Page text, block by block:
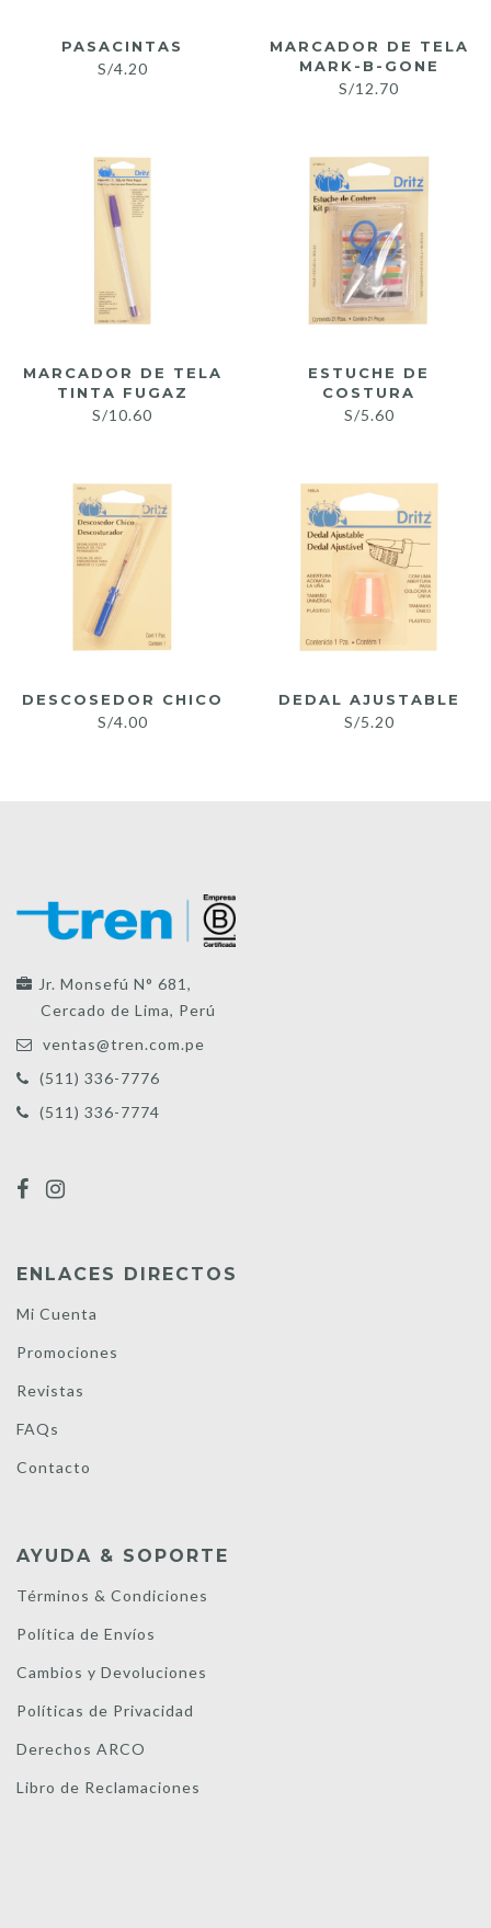
PASACINTAS
S/4.20
MARCADOR DE TELA
MARK-B-GONE
S/12.70
MARCADOR DE TELA
TINTA FUGAZ
S/10.60
ESTUCHE DE
COSTURA
S/5.60
DESCOSEDOR CHICO
S/4.00
DEDAL AJUSTABLE
S/5.20
Jr. Monsefú N° 681,
Cercado de Lima, Perú
ventas@tren.com.pe
(511) 336-7776
(511) 336-7774
ENLACES DIRECTOS
Mi Cuenta
Promociones
Revistas
FAQs
Contacto
AYUDA & SOPORTE
Términos & Condiciones
Política de Envíos
Cambios y Devoluciones
Políticas de Privacidad
Derechos ARCO
Libro de Reclamaciones